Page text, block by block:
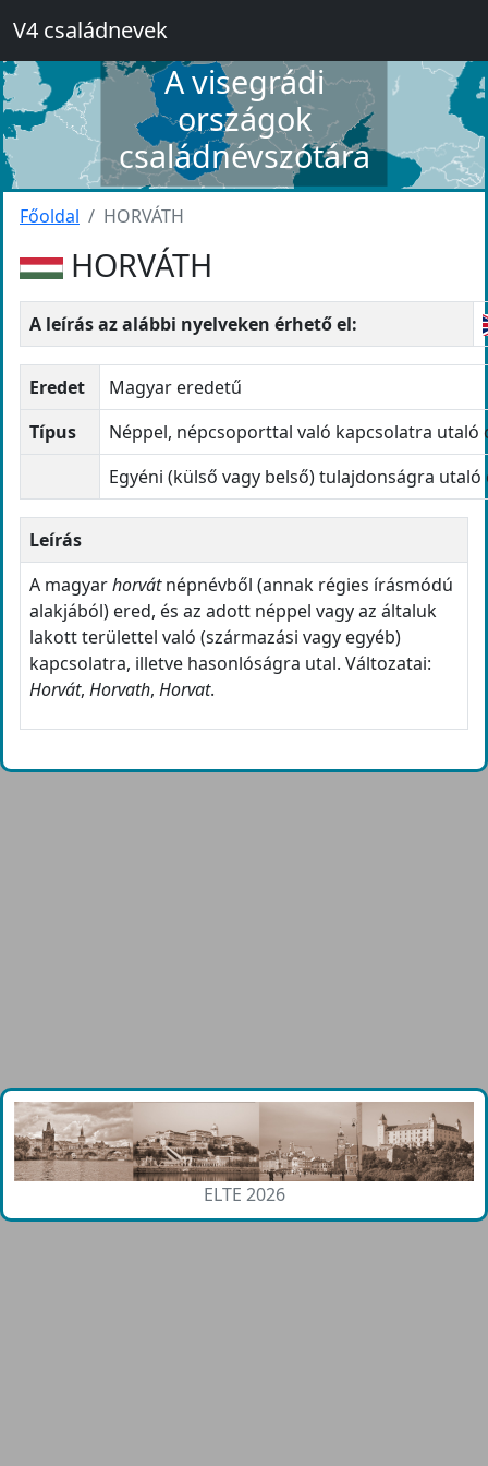
V4 családnevek
A visegrádi
országok
családnévszótára
Főoldal HORVÁTH
HORVÁTH
A leírás az alábbi nyelveken érhető el:
Eredet
Magyar eredetű
Típus
Néppel, népcsoporttal való kapcsolatra utaló
Egyéni (külső vagy belső) tulajdonságra utaló
Leírás
A magyarhorvátnépnévből (annak régies írásmódú
alakjából) ered, és az adott néppel vagy az általuk
lakott területtel való (származási vagy egyéb)
kapcsolatra, illetve hasonlóságra utal. Változatai:
Horvát, Horvath, Horvat.
ELTE 2026